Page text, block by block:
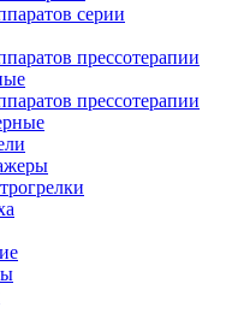
серии
прессотерапии
прессотерапии